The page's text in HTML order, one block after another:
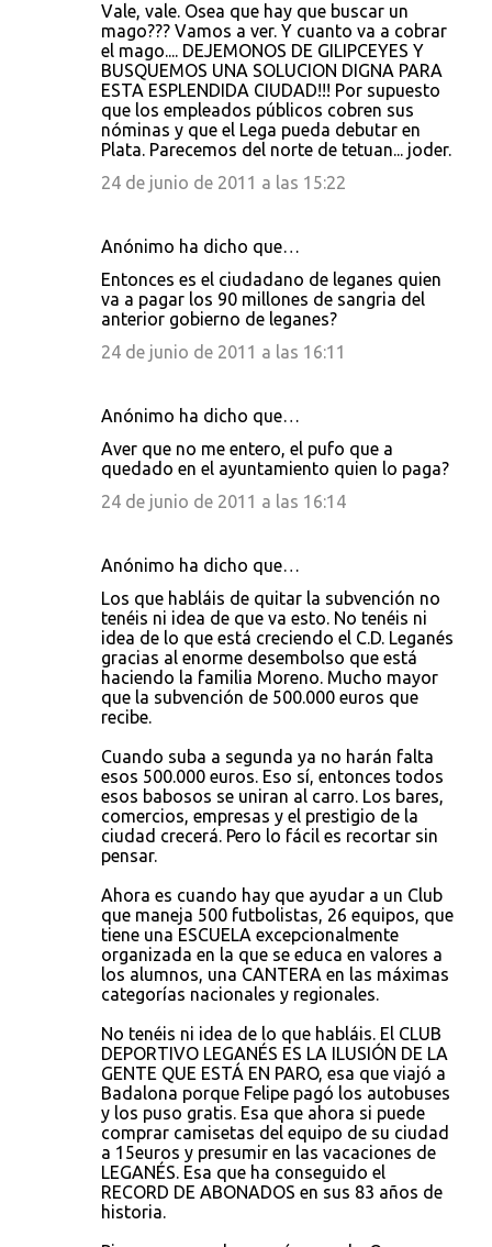
Vale, vale. Osea que hay que buscar un
mago??? Vamos a ver. Y cuanto va a cobrar
el mago.... DEJEMONOS DE GILIPCEYES Y
BUSQUEMOS UNA SOLUCION DIGNA PARA
ESTA ESPLENDIDA CIUDAD!!! Por supuesto
que los empleados públicos cobren sus
nóminas y que el Lega pueda debutar en
Plata. Parecemos del norte de tetuan... joder.
24 de junio de 2011 a las 15:22
Anónimo ha dicho que…
Entonces es el ciudadano de leganes quien
va a pagar los 90 millones de sangria del
anterior gobierno de leganes?
24 de junio de 2011 a las 16:11
Anónimo ha dicho que…
Aver que no me entero, el pufo que a
quedado en el ayuntamiento quien lo paga?
24 de junio de 2011 a las 16:14
Anónimo ha dicho que…
Los que habláis de quitar la subvención no
tenéis ni idea de que va esto. No tenéis ni
idea de lo que está creciendo el C.D. Leganés
gracias al enorme desembolso que está
haciendo la familia Moreno. Mucho mayor
que la subvención de 500.000 euros que
recibe.
Cuando suba a segunda ya no harán falta
esos 500.000 euros. Eso sí, entonces todos
esos babosos se uniran al carro. Los bares,
comercios, empresas y el prestigio de la
ciudad crecerá. Pero lo fácil es recortar sin
pensar.
Ahora es cuando hay que ayudar a un Club
que maneja 500 futbolistas, 26 equipos, que
tiene una ESCUELA excepcionalmente
organizada en la que se educa en valores a
los alumnos, una CANTERA en las máximas
categorías nacionales y regionales.
No tenéis ni idea de lo que habláis. El CLUB
DEPORTIVO LEGANÉS ES LA ILUSIÓN DE LA
GENTE QUE ESTÁ EN PARO, esa que viajó a
Badalona porque Felipe pagó los autobuses
y los puso gratis. Esa que ahora si puede
comprar camisetas del equipo de su ciudad
a 15euros y presumir en las vacaciones de
LEGANÉS. Esa que ha conseguido el
RECORD DE ABONADOS en sus 83 años de
historia.